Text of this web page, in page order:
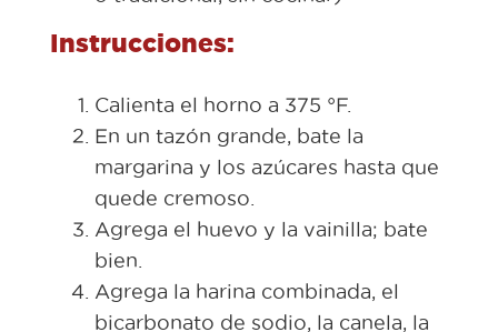
Instrucciones:
Calienta el horno a 375 °F.
En un tazón grande, bate la
margarina y los azúcares hasta que
quede cremoso.
Agrega el huevo y la vainilla; bate
bien.
Agrega la harina combinada, el
bicarbonato de sodio, la canela, la